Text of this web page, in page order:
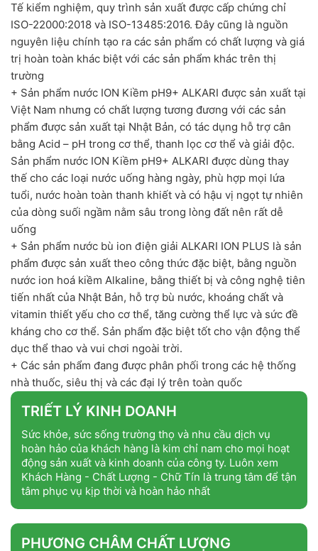
Tế kiểm nghiệm, quy trình sản xuất được cấp chứng chỉ
ISO-22000:2018 và ISO-13485:2016. Đây cũng là nguồn
nguyên liệu chính tạo ra các sản phẩm có chất lượng và giá
trị hoàn toàn khác biệt với các sản phẩm khác trên thị
trường
+ Sản phẩm nước ION Kiềm pH9+ ALKARI được sản xuất tại
Việt Nam nhưng có chất lượng tương đương với các sản
phẩm được sản xuất tại Nhật Bản, có tác dụng hỗ trợ cân
bằng Acid – pH trong cơ thể, thanh lọc cơ thể và giải độc.
Sản phẩm nước ION Kiềm pH9+ ALKARI được dùng thay
thế cho các loại nước uống hàng ngày, phù hợp mọi lứa
tuổi, nước hoàn toàn thanh khiết và có hậu vị ngọt tự nhiên
của dòng suối ngầm nằm sâu trong lòng đất nên rất dễ
uống
+ Sản phẩm nước bù ion điện giải ALKARI ION PLUS là sản
phẩm được sản xuất theo công thức đặc biệt, bằng nguồn
nước ion hoá kiềm Alkaline, bằng thiết bị và công nghệ tiên
tiến nhất của Nhật Bản, hỗ trợ bù nước, khoáng chất và
vitamin thiết yếu cho cơ thể, tăng cường thể lực và sức đề
kháng cho cơ thể. Sản phẩm đặc biệt tốt cho vận động thể
dục thể thao và vui chơi ngoài trời.
+ Các sản phẩm đang được phân phối trong các hệ thống
nhà thuốc, siêu thị và các đại lý trên toàn quốc
TRIẾT LÝ KINH DOANH
Sức khỏe, sức sống trường thọ và nhu cầu dịch vụ
hoàn hảo của khách hàng là kim chỉ nam cho mọi hoạt
động sản xuất và kinh doanh của công ty. Luôn xem
Khách Hàng - Chất Lượng - Chữ Tín là trung tâm để tận
tâm phục vụ kịp thời và hoàn hảo nhất
PHƯƠNG CHÂM CHẤT LƯỢNG